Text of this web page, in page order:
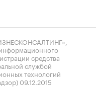
средства
службой
технологий
09.12.2015